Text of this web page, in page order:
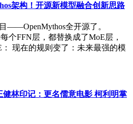
架构！开源新模型融合创新思路
——OpenMythos全开源了。
个FFN层，都替换成了MoE层，
： 现在的规则变了：未来最强的模
健林印记：更名儒意电影 柯利明掌